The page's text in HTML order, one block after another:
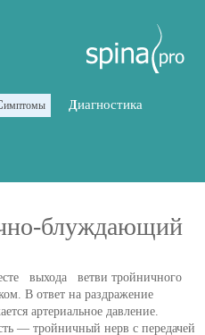
имптомы Диагностика
блуждающий
выхода ветви тройничного
В ответ на раздражение
артериальное давление.
— тройничный нерв с передачей